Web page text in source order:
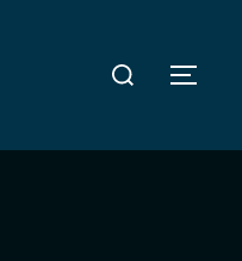
Rechercher :